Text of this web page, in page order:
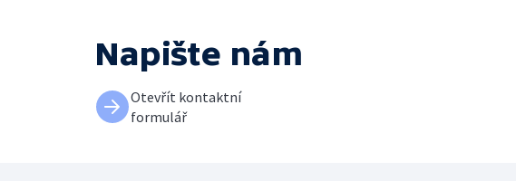
Napište nám
Otevřít kontaktní
formulář